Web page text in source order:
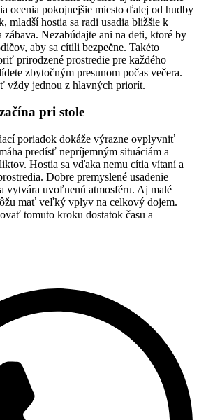
ocenia pokojnejšie miesto ďalej od hudby
mladší hostia sa radi usadia bližšie k
zábava. Nezabúdajte ani na deti, ktoré by
aby sa cítili bezpečne. Takéto
prirodzené prostredie pre každého
zbytočným presunom počas večera.
vždy jednou z hlavných priorít.
pri stole
poriadok dokáže výrazne ovplyvniť
predísť nepríjemným situáciám a
Hostia sa vďaka nemu cítia vítaní a
Dobre premyslené usadenie
vytvára uvoľnenú atmosféru. Aj malé
mať veľký vplyv na celkový dojem.
tomuto kroku dostatok času a